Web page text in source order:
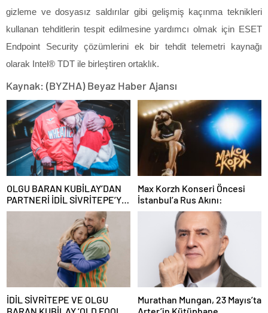
gizleme ve dosyasız saldırılar gibi gelişmiş kaçınma teknikleri
kullanan tehditlerin tespit edilmesine yardımcı olmak için ESET
Endpoint Security çözümlerini ek bir tehdit telemetri kaynağı
olarak Intel® TDT ile birleştiren ortaklık.
Kaynak: (BYZHA) Beyaz Haber Ajansı
OLGU BARAN KUBİLAY’DAN
PARTNERİ İDİL SİVRİTEPE’YE
ÖVGÜ DOLU SÖZLER!
Max Korzh Konseri Öncesi
İstanbul’a Rus Akını:
İDİL SİVRİTEPE VE OLGU
Murathan Mungan, 23 Mayıs’ta